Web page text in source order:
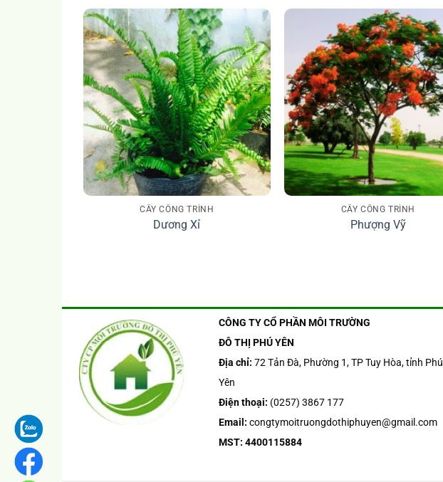
CÂY CÔNG TRÌNH
Dương Xỉ
CÂY CÔNG TRÌNH
Phượng Vỹ
CÔNG TY CỔ PHẦN MÔI TRƯỜNG
ĐÔ THỊ PHÚ YÊN
Địa chỉ: 72 Tản Đà, Phường 1, TP Tuy Hòa, tỉnh Phú
Yên
Điện thoại: (0257) 3867 177
Email: congtymoitruongdothiphuyen@gmail.com
MST: 4400115884